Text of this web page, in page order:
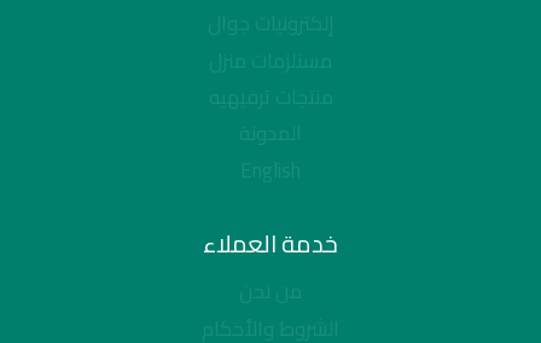
إلكترونيات جوال
مستلزمات منزل
منتجات ترفيهيه
المدونة
English
خدمة العملاء
من نحن
الشروط والأحكام